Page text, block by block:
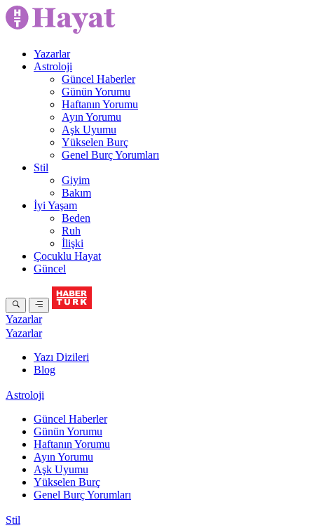
Yazarlar
Astroloji
Güncel Haberler
Günün Yorumu
Haftanın Yorumu
Ayın Yorumu
Aşk Uyumu
Yükselen Burç
Genel Burç Yorumları
Stil
Giyim
Bakım
İyi Yaşam
Beden
Ruh
İlişki
Çocuklu Hayat
Güncel
Yazarlar
Yazarlar
Yazı Dizileri
Blog
Astroloji
Güncel Haberler
Günün Yorumu
Haftanın Yorumu
Ayın Yorumu
Aşk Uyumu
Yükselen Burç
Genel Burç Yorumları
Stil